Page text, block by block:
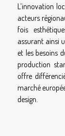
L’innovation
acteurs
fois
assurant ainsi
et les besoins
production
offre
marché
design.